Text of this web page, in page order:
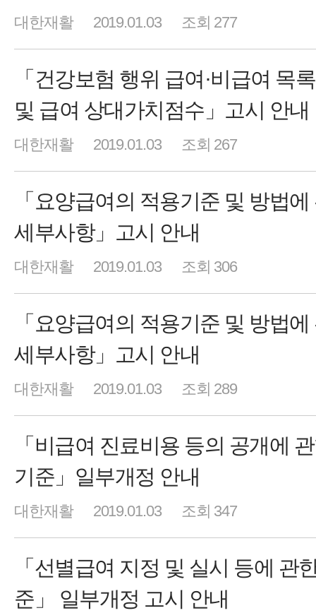
대한재활 2019.01.03 조회 277
「건강보험 행위 급여·비급여 목
및 급여 상대가치점수」고시 안내
대한재활 2019.01.03 조회 267
「요양급여의 적용기준 및 방법에
세부사항」고시 안내
대한재활 2019.01.03 조회 306
「요양급여의 적용기준 및 방법에
세부사항」고시 안내
대한재활 2019.01.03 조회 289
「비급여 진료비용 등의 공개에
기준」일부개정 안내
대한재활 2019.01.03 조회 347
「선별급여 지정 및 실시 등에 관
준」 일부개정 고시 안내